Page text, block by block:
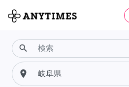
search
place